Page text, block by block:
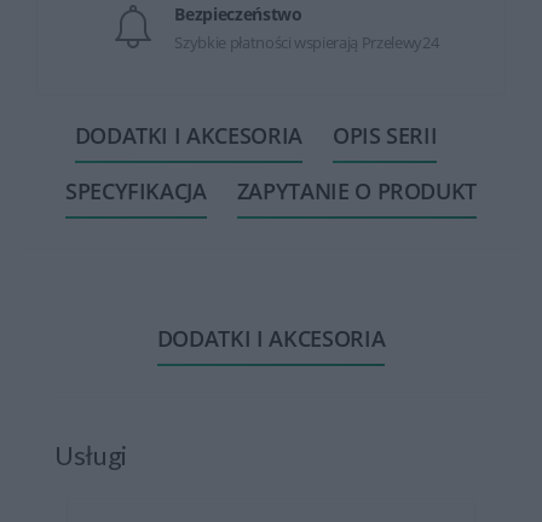
Bezpieczeństwo
Szybkie płatności wspierają Przelewy24
DODATKI I AKCESORIA
OPIS SERII
SPECYFIKACJA
ZAPYTANIE O PRODUKT
DODATKI I AKCESORIA
Usługi